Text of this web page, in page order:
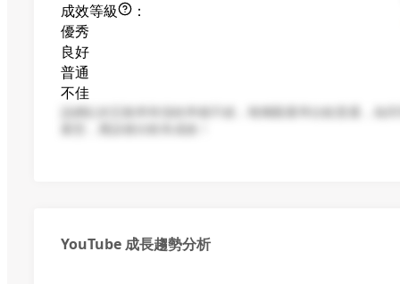
成效等級
：
優秀
良好
普通
不佳
該網紅的互動率和漲粉率都不錯，唯獨觀看率比較普通，為
案型，應該會比較有成效！
YouTube 成長趨勢分析